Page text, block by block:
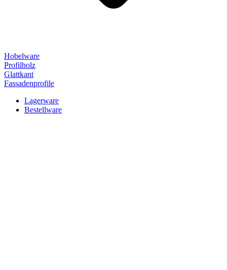
Hobelware
Profilholz
Glattkant
Fassadenprofile
Lagerware
Bestellware